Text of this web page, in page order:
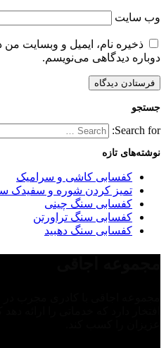
وب‌ سایت
ذخیره نام، ایمیل و وبسایت
دوباره دیدگاهی می‌نویسم.
جستجو
Search for:
نوشته‌های تازه
کفسابی کاشی و سرامیک
تمیز کردن شوره و سفیدک
کفسابی سنگ چینی
کفسابی سنگ تراورتن
کفسابی سنگ دهبید